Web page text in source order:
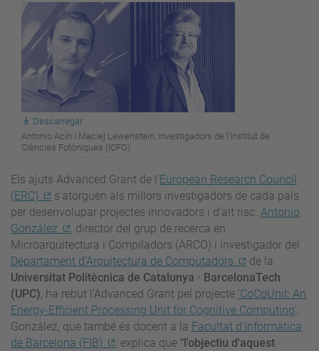
Descarregar
Antonio Acín i Maciej Lewenstein, investigadors de l’Institut de
Ciències Fotòniques (ICFO)
Els ajuts Advanced Grant de l’European Research Council
(ERC)
s'atorguen als millors investigadors de cada país
per desenvolupar projectes innovadors i d’alt risc. Antonio
González
, director del grup de recerca en
Microarquitectura i Compiladors (ARCO) i investigador del
Departament d’Arquitectura de Computadors
de la
Universitat Politècnica de Catalunya · BarcelonaTech
(UPC), ha rebut l’Advanced Grant pel projecte ‘CoCoUnit: An
Energy-Efficient Processing Unit for Cognitive Computing’.
González, que també és docent a la Facultat d’Informàtica
de Barcelona (FIB)
, explica que "l'objectiu d'aquest